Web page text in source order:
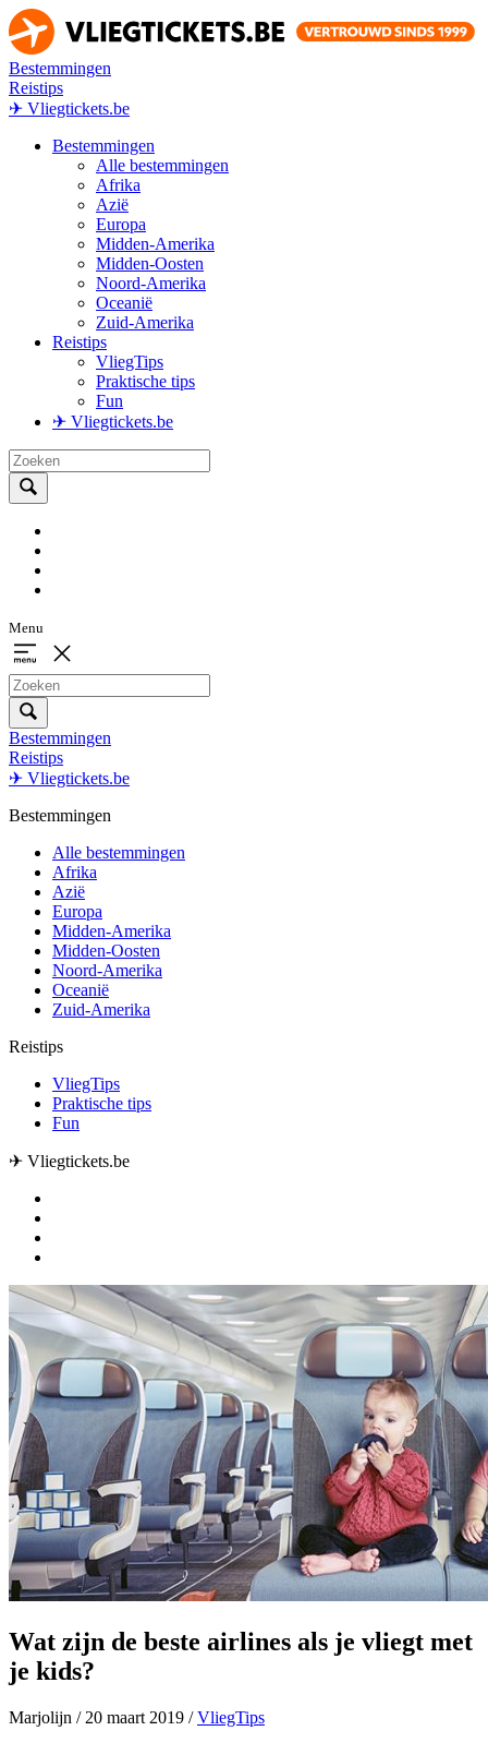
Bestemmingen
Reistips
✈ Vliegtickets.be
Bestemmingen
Alle bestemmingen
Afrika
Azië
Europa
Midden-Amerika
Midden-Oosten
Noord-Amerika
Oceanië
Zuid-Amerika
Reistips
VliegTips
Praktische tips
Fun
✈ Vliegtickets.be
Menu
Bestemmingen
Reistips
✈ Vliegtickets.be
Bestemmingen
Alle bestemmingen
Afrika
Azië
Europa
Midden-Amerika
Midden-Oosten
Noord-Amerika
Oceanië
Zuid-Amerika
Reistips
VliegTips
Praktische tips
Fun
✈ Vliegtickets.be
Wat zijn de beste airlines als je vliegt met
je kids?
Marjolijn /20 maart 2019 / VliegTips